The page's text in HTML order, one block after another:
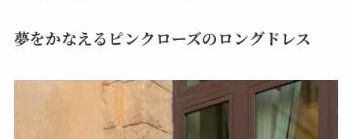
夢をかなえるピンクローズのロングドレス